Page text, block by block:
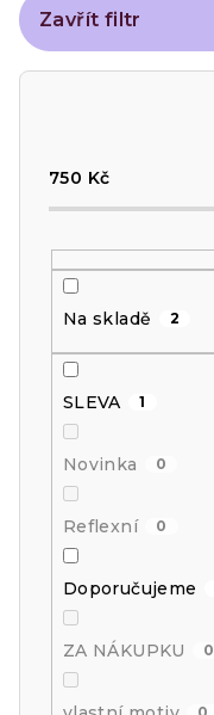
n
í
Zavřít filtr
750 Kč
Na skladě 2
SLEVA 1
Novinka 0
Reflexní 0
Doporučujeme
ZA NÁKUPKU 0